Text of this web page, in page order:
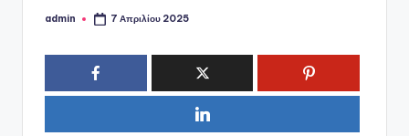
Συγγραφέας:
admin 7 Απριλίου 2025